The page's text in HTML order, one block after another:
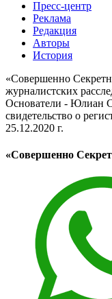
Пресс-центр
Реклама
Редакция
Авторы
История
«Совершенно
журналистских
Основатели - Юлиан
свидетельство о
25.12.2020 г.
«Совершенно